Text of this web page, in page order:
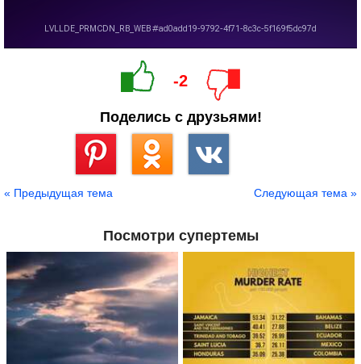
-2
Поделись с друзьями!
« Предыдущая тема Следующая тема »
Посмотри супертемы